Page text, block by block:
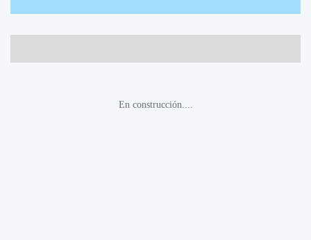
En construcción....